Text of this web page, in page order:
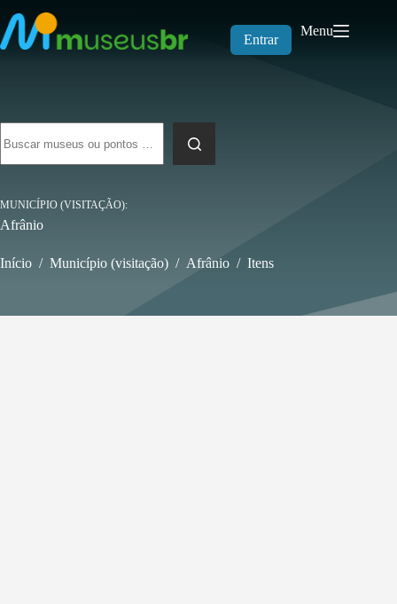
para
o
conteúdo
Entrar
Menu
resultados
MUNICÍPIO (VISITAÇÃO)
Afrânio
Início / Município (visitação) / Afrânio / Itens